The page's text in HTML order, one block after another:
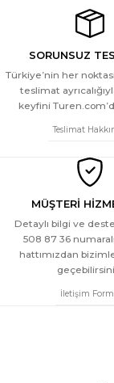
SORUNSUZ
Türkiye’nin her
teslimat
keyfini
Teslimat
MÜŞTERİ
Detaylı bilgi ve
508 87 36
hattımızdan
İletişim